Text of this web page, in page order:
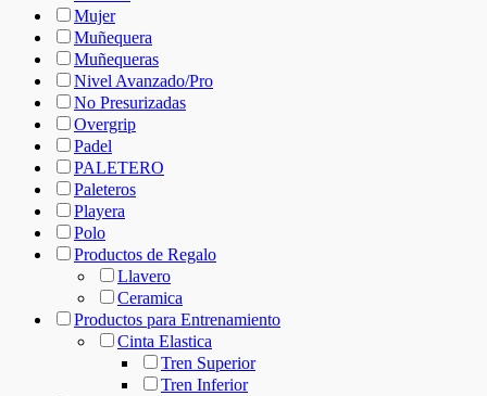
Mujer
Muñequera
Muñequeras
Nivel Avanzado/Pro
No Presurizadas
Overgrip
Padel
PALETERO
Paleteros
Playera
Polo
Productos de Regalo
Llavero
Ceramica
Productos para Entrenamiento
Cinta Elastica
Tren Superior
Tren Inferior